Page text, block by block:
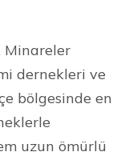
Minareler
dernekleri ve
bölgesinde en
uzun ömürlü